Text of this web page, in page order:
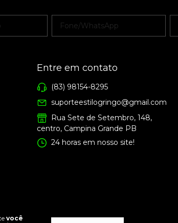
você
Entre em contato
(83) 98154-8295
suporteestilogringo@gmail.com
Rua Sete de Setembro, 148,
centro, Campina Grande PB
24 horas em nosso site!